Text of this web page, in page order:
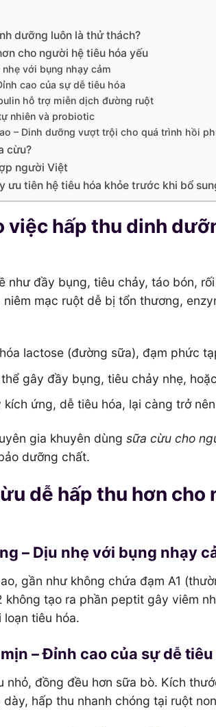
dưỡng luôn là thử thách?
cho người hệ tiêu hóa yếu
với bụng nhạy cảm
cao của sự dễ tiêu hóa
hỗ trợ miễn dịch đường ruột
nhiên và probiotic
– Dinh dưỡng vượt trội cho quá trình hồi
cừu?
người Việt
ưu tiên hệ tiêu hóa khỏe trước khi bổ
việc hấp thu dinh
đầy bụng, tiêu chảy, táo bón,
mạc ruột dễ bị tổn thương,
lactose (đường sữa), đạm phức
gây đầy bụng, tiêu chảy nhẹ,
ứng, dễ tiêu hóa, lại càng trở
gia khuyên dùng sữa cừu cho
dưỡng chất.
dễ hấp thu hơn
– Dịu nhẹ với bụng nhạy
gần như không chứa đạm A1
không tạo ra phần peptit gây viêm
tiêu hóa.
– Đỉnh cao của sự dễ tiêu
đồng đều hơn sữa bò. Kích
hấp thu nhanh chóng tại ruột